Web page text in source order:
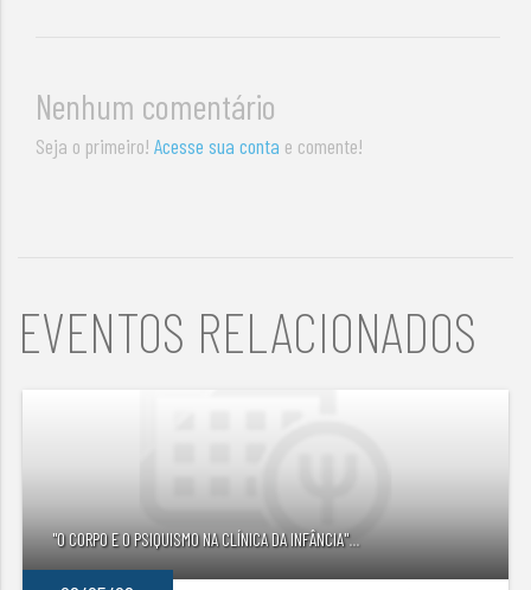
Nenhum comentário
Seja o primeiro!Acesse sua conta e comente!
EVENTOS RELACIONADOS
"O CORPO E O PSIQUISMO NA CLÍNICA DA INFÂNCIA"...